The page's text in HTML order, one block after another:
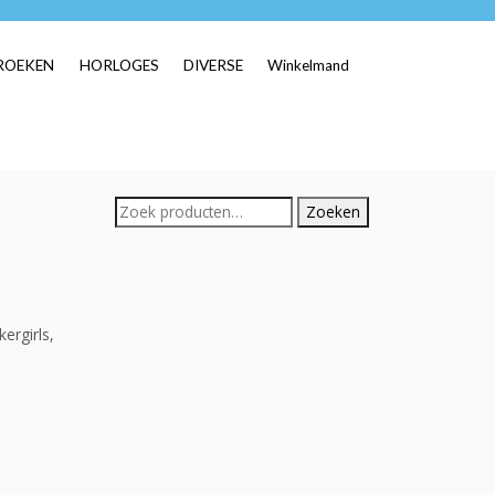
HORLOGES DIVERSE Winkelmand
Zoeken
naar:
Zoeken